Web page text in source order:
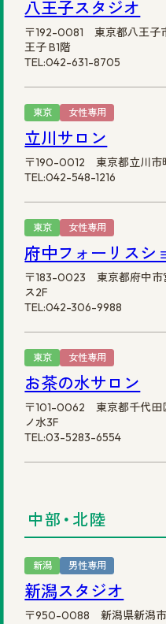
八王子スタジオ
〒192-0081 東京都八王子
王子 B1階
TEL:042-631-8705
東京 女性専用
立川サロン
〒190-0012 東京都立川市
TEL:042-548-1216
東京 女性専用
府中フォーリスシ
〒183-0023 東京都府中市
ス2F
TEL:042-306-9988
東京 女性専用
お茶の水サロン
〒101-0062 東京都千代田
ノ水3F
TEL:03-5283-6554
中部・北陸
新潟 男性専用
新潟スタジオ
〒950-0088 新潟県新潟